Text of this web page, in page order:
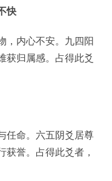
快
，内心不安。九四阳
获归属感。占得此爻
任命。六五阴爻居尊
获誉。占得此爻者，